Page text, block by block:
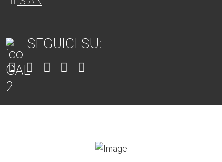
SEGUICI SU:
Item Item Item Item